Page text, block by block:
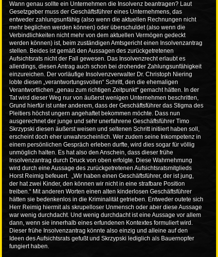
Wann genau sollte ein Unternehmen die Insolvenz beantragen? Laut
Gesetzgeber muss der Geschäftsführer eines Unternehmens, das
entweder zahlungsunfähig (also wenn die aktuellen Rechnungen nicht
mehr beglichen werden können) oder überschuldet (also wenn die
Verbindlichkeiten nicht mehr von dem aktuellen Vermögen gedeckt
werden können) ist, beim zuständigen Amtsgericht einen Insolvenzantrag
stellen. Beides ist gemäß den Aussagen des zurückgetretenen
Aufsichtsrats nicht der Fall gewesen. Das Insolvenzrecht erlaubt es
allerdings, diesen Antrag auch schon bei drohender Zahlungsunfähigkeit
einzureichen. Der vorläufige Insolvenzverwalter Dr. Christoph Niering
lobte diesen „verantwortungsvollen“ Schritt, den die ehemaligen
Verantwortlichen „genau zum richtigen Zeitpunkt“ gemacht hätten. In der
Tat wird dieser Weg nur von äußerst wenigen Unternehmen beschritten,
Grund hierfür ist unter anderem, dass der Geschäftsführer das Stigma des
Pleitiers höchst ungern angehaftet bekommen möchte. Dass nun
ausgerechnet der junge und sehr unerfahrene Geschäftsführer Timo
Skrzypski diesen äußerst weisen und seltenen Schritt initiiert haben soll,
erscheint doch eher unwahrscheinlich. Wer zudem seine Inkompetenz in
einem persönlichen Gespräch erleben durfte, wird dies sogar für völlig
unmöglich halten. Es hat also den Anschein, dass dieser frühe
Insolvenzantrag durch Druck von oben erfolgte. Diese Wahrnehmung
wird durch eine Aussage des zurückgetretenen Aufsichtsratsmitglieds
Horst Reimig befeuert. „Wir haben einen Geschäftsführer, der ist jung,
der hat zwei Kinder, den können wir nicht in eine strafbare Position
treiben.“ Mit anderen Worten einen alten kinderlosen Geschäftsführer
hätten sie bedenkenlos in die Kriminalität getrieben. Entweder outete sich
Herr Reimig hiermit als skrupelloser Unmensch oder aber diese Aussage
war wenig durchdacht. Und wenig durchdacht ist eine Aussage vor allem
dann, wenn sie innerhalb eines erfundenen Kontextes formuliert wird.
Dieser frühe Insolvenzantrag könnte also einzig und alleine auf den
Ideen des Aufsichtsrats gefußt und Skrzypski lediglich als Bauernopfer
fungiert haben.